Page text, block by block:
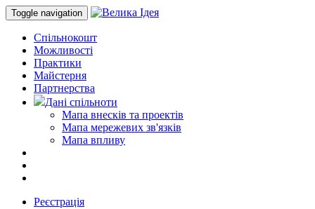
Toggle navigation
Спільнокошт
Можливості
Практики
Майстерня
Партнерства
Дані спільноти
Мапа внесків та проектів
Мапа мережевих зв'язків
Мапа впливу
Реєстрація